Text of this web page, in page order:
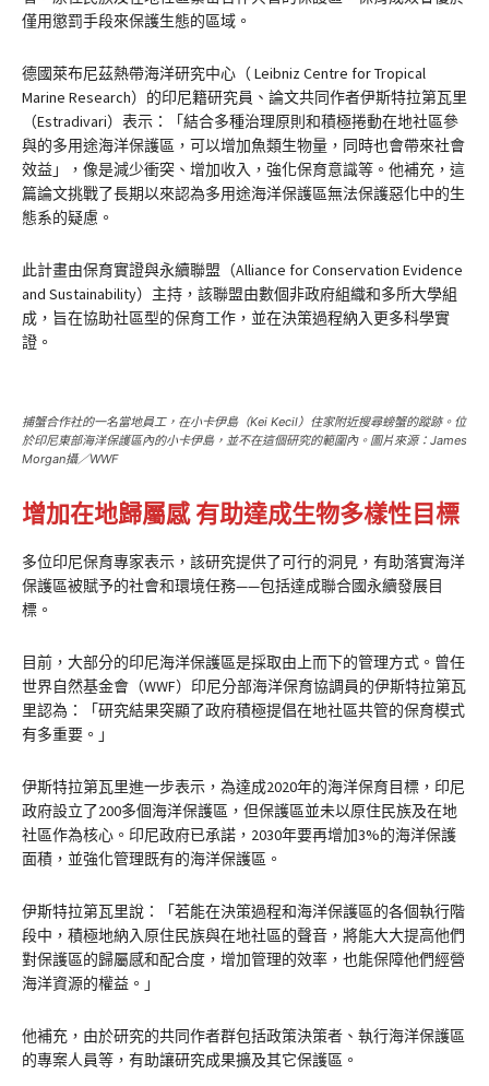
僅用懲罰手段來保護生態的區域。
德國萊布尼茲熱帶海洋研究中心（ Leibniz Centre for Tropical
Marine Research）的印尼籍研究員、論文共同作者伊斯特拉第瓦里
（Estradivari）表示：「結合多種治理原則和積極捲動在地社區參
與的多用途海洋保護區，可以增加魚類生物量，同時也會帶來社會
效益」，像是減少衝突、增加收入，強化保育意識等。他補充，這
篇論文挑戰了長期以來認為多用途海洋保護區無法保護惡化中的生
態系的疑慮。
此計畫由保育實證與永續聯盟（Alliance for Conservation Evidence
and Sustainability）主持，該聯盟由數個非政府組織和多所大學組
成，旨在協助社區型的保育工作，並在決策過程納入更多科學實
證。
捕蟹合作社的一名當地員工，在小卡伊島（Kei Kecil）住家附近搜尋螃蟹的蹤跡。位
於印尼東部海洋保護區內的小卡伊島，並不在這個研究的範圍內。圖片來源：James
Morgan攝／WWF
增加在地歸屬感 有助達成生物多樣性目標
多位印尼保育專家表示，該研究提供了可行的洞見，有助落實海洋
保護區被賦予的社會和環境任務——包括達成聯合國永續發展目
標。
目前，大部分的印尼海洋保護區是採取由上而下的管理方式。曾任
世界自然基金會（WWF）印尼分部海洋保育協調員的伊斯特拉第瓦
里認為：「研究結果突顯了政府積極提倡在地社區共管的保育模式
有多重要。」
伊斯特拉第瓦里進一步表示，為達成2020年的海洋保育目標，印尼
政府設立了200多個海洋保護區，但保護區並未以原住民族及在地
社區作為核心。印尼政府已承諾，2030年要再增加3%的海洋保護
面積，並強化管理既有的海洋保護區。
伊斯特拉第瓦里說：「若能在決策過程和海洋保護區的各個執行階
段中，積極地納入原住民族與在地社區的聲音，將能大大提高他們
對保護區的歸屬感和配合度，增加管理的效率，也能保障他們經營
海洋資源的權益。」
他補充，由於研究的共同作者群包括政策決策者、執行海洋保護區
的專案人員等，有助讓研究成果擴及其它保護區。